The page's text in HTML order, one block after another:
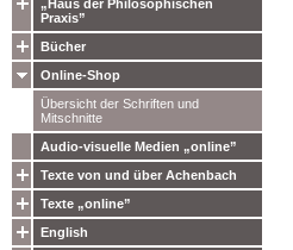
„Haus der Philosophischen
Praxis”
Bücher
Online-Shop
Übersicht der Schriften und
Mitschnitte
Audio-visuelle Medien „online”
Texte von und über Achenbach
Texte „online”
English